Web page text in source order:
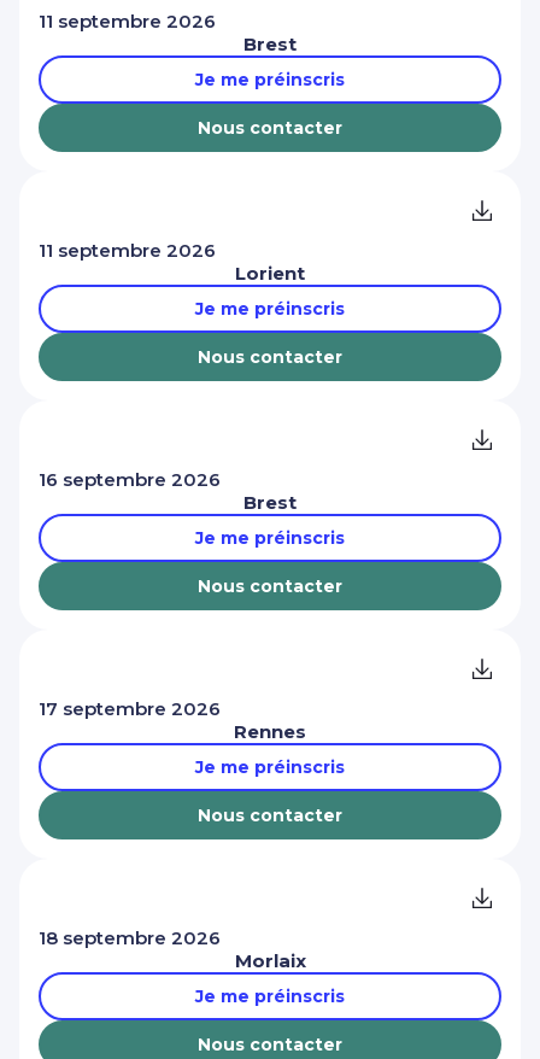
11 septembre 2026
Brest
Je me préinscris
Nous contacter
11 septembre 2026
Lorient
Je me préinscris
Nous contacter
16 septembre 2026
Brest
Je me préinscris
Nous contacter
17 septembre 2026
Rennes
Je me préinscris
Nous contacter
18 septembre 2026
Morlaix
Je me préinscris
Nous contacter